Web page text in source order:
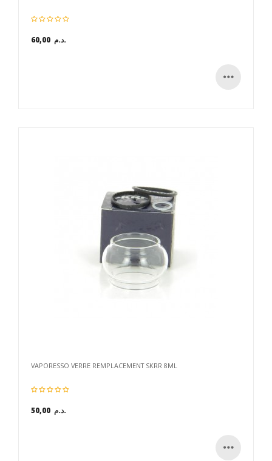
60,00 د.م.
VAPORESSO VERRE REMPLACEMENT SKRR 8ML
50,00 د.م.